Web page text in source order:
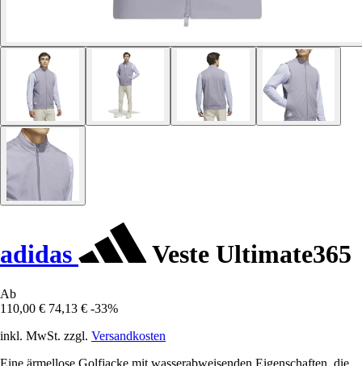
adidas Veste Ultimate365
Ab
110,00 € 74,13 € -33%
inkl. MwSt. zzgl. Versandkosten
Eine ärmellose Golfjacke mit wasserabweisenden Eigenschaften, die